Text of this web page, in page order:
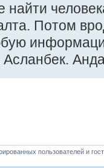
Потом
пользователей и